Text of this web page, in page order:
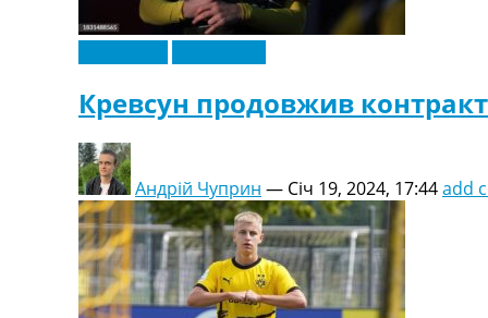
Кревсун продовжив
Андрій Чуприн — Січ 19, 2024, 17:44add